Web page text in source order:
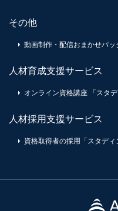
その他
動画制作・配信おまかせパッ
人材育成支援サービス
オンライン資格講座 「スタ
人材採用支援サービス
資格取得者の採用「スタディ